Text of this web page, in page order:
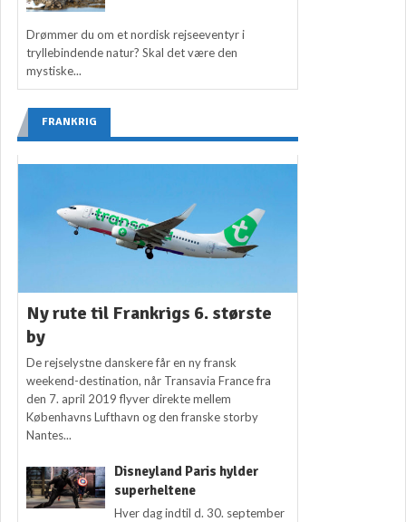
Drømmer du om et nordisk rejseeventyr i
tryllebindende natur? Skal det være den
mystiske...
FRANKRIG
Ny rute til Frankrigs 6. største
by
De rejselystne danskere får en ny fransk
weekend-destination, når Transavia France fra
den 7. april 2019 flyver direkte mellem
Københavns Lufthavn og den franske storby
Nantes...
Disneyland Paris hylder
superheltene
Hver dag indtil d. 30. september